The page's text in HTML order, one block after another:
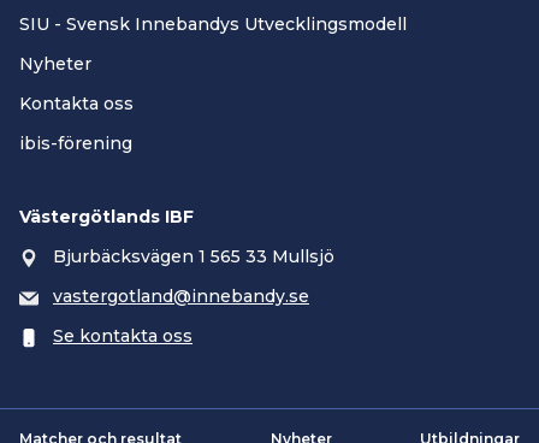
SIU - Svensk Innebandys Utvecklingsmodell
Nyheter
Kontakta oss
ibis-förening
Västergötlands IBF
Bjurbäcksvägen 1 565 33 Mullsjö
vastergotland@innebandy.se
Se kontakta oss
Matcher och resultat Nyheter Utbildningar